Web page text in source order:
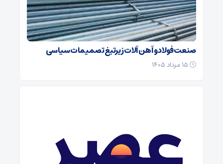
صنعت فولاد و آهن آلات زیر‌تیغ تصمیمات سیاسی